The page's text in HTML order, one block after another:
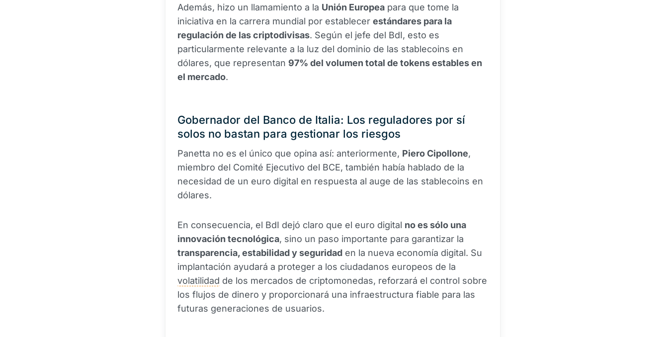
Además, hizo un llamamiento a la Unión Europea para que tome la
iniciativa en la carrera mundial por establecer estándares para la
regulación de las criptodivisas. Según el jefe del BdI, esto es
particularmente relevante a la luz del dominio de las stablecoins en
dólares, que representan 97% del volumen total de tokens estables en
el mercado.
Gobernador del Banco de Italia: Los reguladores por sí
solos no bastan para gestionar los riesgos
Panetta no es el único que opina así: anteriormente, Piero Cipollone,
miembro del Comité Ejecutivo del BCE, también había hablado de la
necesidad de un euro digital en respuesta al auge de las stablecoins en
dólares.
En consecuencia, el BdI dejó claro que el euro digital no es sólo una
innovación tecnológica, sino un paso importante para garantizar la
transparencia, estabilidad y seguridad en la nueva economía digital. Su
implantación ayudará a proteger a los ciudadanos europeos de la
volatilidad de los mercados de criptomonedas, reforzará el control sobre
los flujos de dinero y proporcionará una infraestructura fiable para las
futuras generaciones de usuarios.